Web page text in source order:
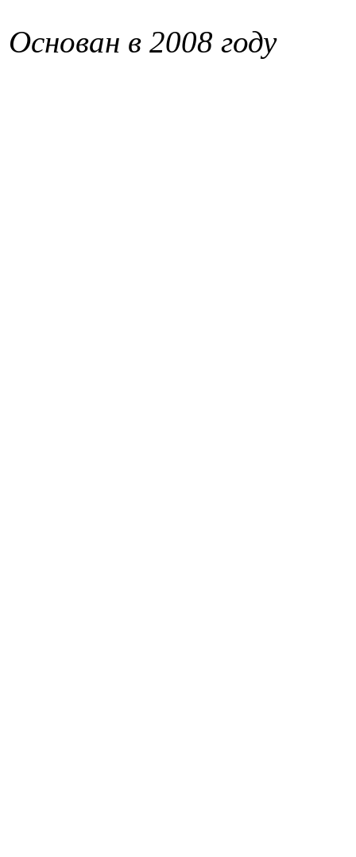
Основан в 2008 году